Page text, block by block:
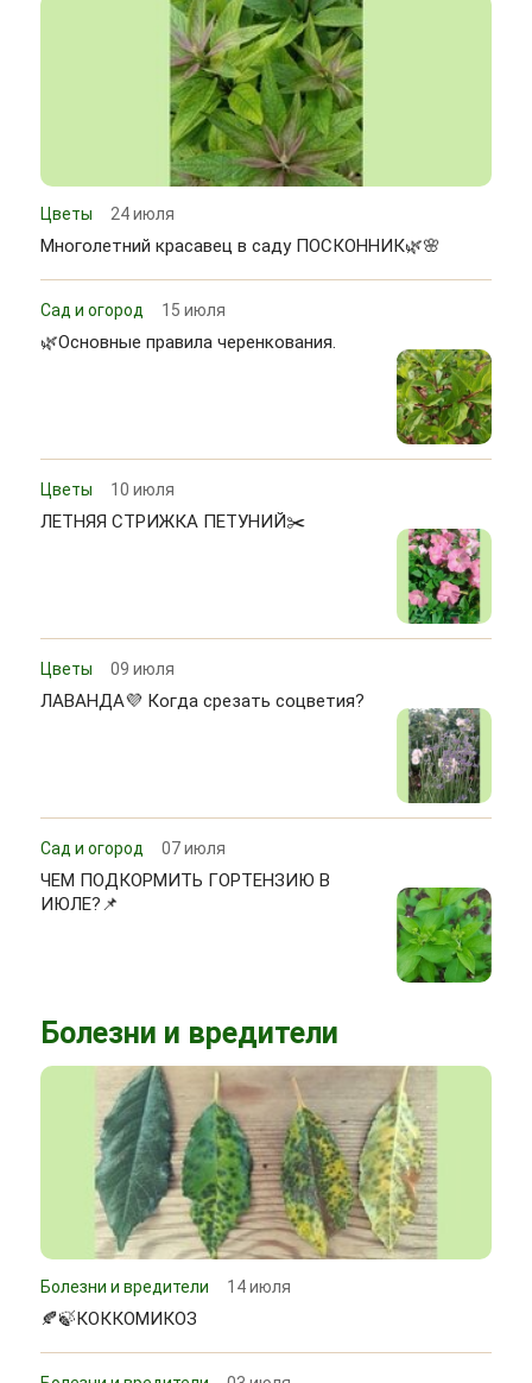
Цветы 24 июля
Многолетний красавец в саду ПОСКОННИК🌿🌸
Сад и огород 15 июля
🌿Основные правила черенкования.
Цветы 10 июля
ЛЕТНЯЯ СТРИЖКА ПЕТУНИЙ✂️
Цветы 09 июля
ЛАВАНДА💜 Когда срезать соцветия?
Сад и огород 07 июля
ЧЕМ ПОДКОРМИТЬ ГОРТЕНЗИЮ В
ИЮЛЕ?📌
Болезни и вредители
Болезни и вредители 14 июля
🍂🍃КОККОМИКОЗ